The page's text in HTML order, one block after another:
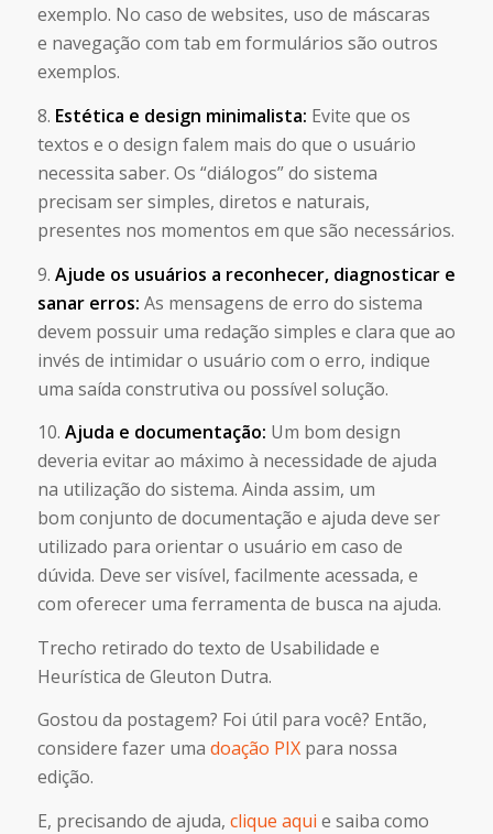
exemplo. No caso de websites, uso de máscaras
e navegação com tab em formulários são outros
exemplos.
8. Estética e design minimalista: Evite que os
textos e o design falem mais do que o usuário
necessita saber. Os “diálogos” do sistema
precisam ser simples, diretos e naturais,
presentes nos momentos em que são necessários.
9. Ajude os usuários a reconhecer, diagnosticar e
sanar erros: As mensagens de erro do sistema
devem possuir uma redação simples e clara que ao
invés de intimidar o usuário com o erro, indique
uma saída construtiva ou possível solução.
10. Ajuda e documentação: Um bom design
deveria evitar ao máximo à necessidade de ajuda
na utilização do sistema. Ainda assim, um
bom conjunto de documentação e ajuda deve ser
utilizado para orientar o usuário em caso de
dúvida. Deve ser visível, facilmente acessada, e
com oferecer uma ferramenta de busca na ajuda.
Trecho retirado do texto de Usabilidade e
Heurística de Gleuton Dutra.
Gostou da postagem? Foi útil para você? Então,
considere fazer uma doação PIXpara nossa
edição.
E, precisando de ajuda, clique aqui e saiba como